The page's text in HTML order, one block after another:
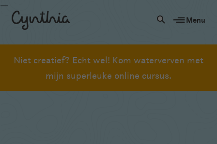
Menu
Niet creatief? Echt wel! Kom waterverven met
mijn superleuke online cursus.